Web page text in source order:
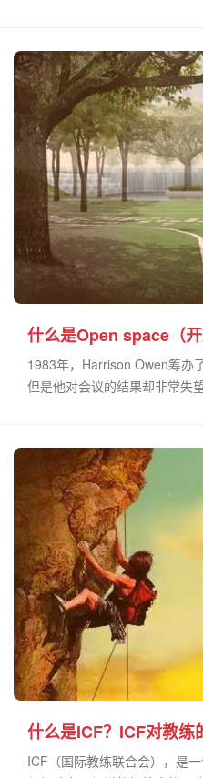
什么是Open space（开
1983年，Harrison Owen筹办
但是他对会议的结果却非常失
什么是ICF？ICF对教练
ICF（国际教练联合会），是